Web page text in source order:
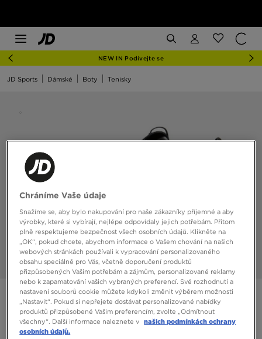
NEW IN Podívejte se
JD Sports Dámské Boty Tenisky
FILA DISRUPTOR II PREMIUM
1490 Kč
Chráníme Vaše údaje
Snažíme se, aby bylo nakupování pro naše zákazníky příjemné a aby
výrobky, které si vybírají, nejlépe odpovídaly jejich potřebám. Přitom
plně respektujeme bezpečnost všech osobních údajů. Klikněte na
„OK“, pokud chcete, abychom informace o Vašem chování na našich
webových stránkách používali k vypracování personalizovaného
obsahu speciálně pro Vás, včetně doporučení produktů
přizpůsobených Vašim potřebám a zájmům, personalizované reklamy
nebo k zapamatování vašich vybraných preferencí. Své rozhodnutí a
nastavení souborů cookie můžete kdykoli změnit výběrem možnosti
„Nastavit“. Pokud si nepřejete dostávat personalizované nabídky
produktů přizpůsobené Vašim preferencím, zvolte „Odmítnout
všechny“. Další informace naleznete v našich podmínkách ochrany
osobních údajů.